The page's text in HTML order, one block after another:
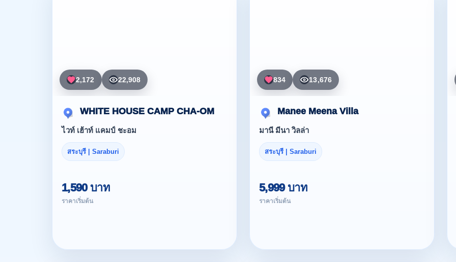
2,172 22,908
WHITE HOUSE CAMP CHA-OM
ไวท์ เฮ้าท์ แคมป์ ชะอม
สระบุรี | Saraburi
1,590 บาท
ราคาเริ่มต้น
834 13,676
Manee Meena Villa
มานี มีนา วิลล่า
สระบุรี | Saraburi
5,999 บาท
ราคาเริ่มต้น